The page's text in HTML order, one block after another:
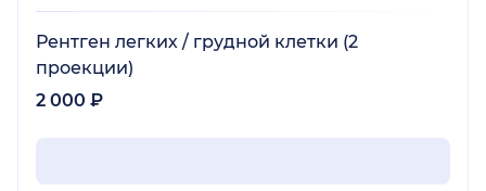
Рентген легких / грудной клетки (2
проекции)
2 000 ₽